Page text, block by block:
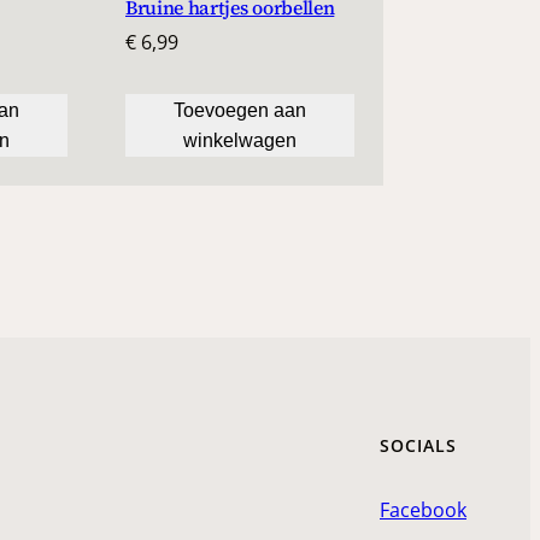
Bruine hartjes oorbellen
€ 6,99
Toevoegen aan
winkelwagen
SOCIALS
Facebook